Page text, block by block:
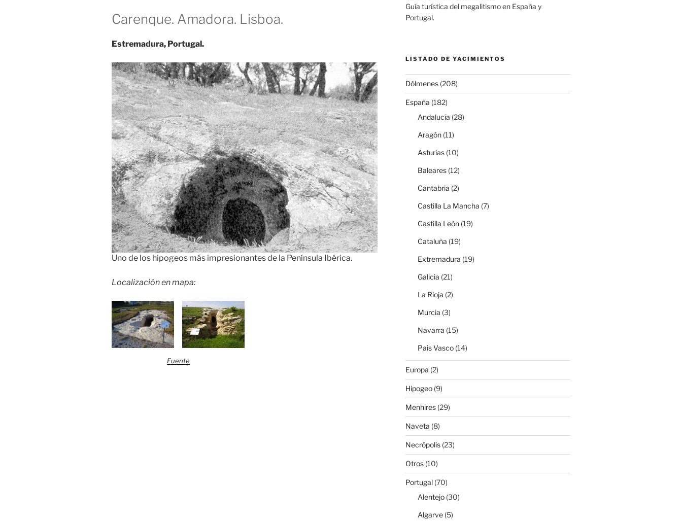
Carenque. Amadora. Lisboa.
Estremadura, Portugal.
Uno de los hipogeos más impresionantes de la Península Ibérica.
Localización en mapa:
Fuente
Guía turística del megalitismo en España y
Portugal.
LISTADO DE YACIMIENTOS
Dólmenes(208)
España (182)
Andalucía (28)
Aragón(11)
Asturias(10)
Baleares(12)
Cantabria (2)
Castilla La Mancha (7)
Castilla León(19)
Cataluña (19)
Extremadura (19)
Galicia (21)
La Rioja (2)
Murcia (3)
Navarra (15)
Pais Vasco(14)
Europa (2)
Hipogeo(9)
Menhires(29)
Naveta (8)
Necrópolis(23)
Otros(10)
Portugal(70)
Alentejo(30)
Algarve(5)